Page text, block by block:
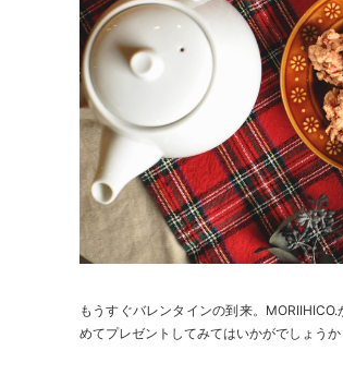
もうすぐバレンタインの到来。
めてプレゼントしてみてはいかがでしょうか